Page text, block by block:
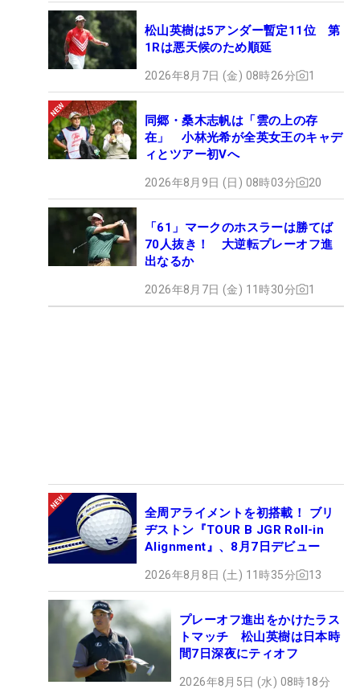
松山英樹は5アンダー暫定11位 第
1Rは悪天候のため順延
2026年8月7日 (金) 08時26分 1
同郷・桑木志帆は「雲の上の存
在」 小林光希が全英女王のキャデ
ィとツアー初Vへ
2026年8月9日 (日) 08時03分 20
「61」マークのホスラーは勝てば
70人抜き！ 大逆転プレーオフ進
出なるか
2026年8月7日 (金) 11時30分 1
全周アライメントを初搭載！ ブリ
ヂストン『TOUR B JGR Roll-in
Alignment』、8月7日デビュー
2026年8月8日 (土) 11時35分 13
プレーオフ進出をかけたラス
トマッチ 松山英樹は日本時
間7日深夜にティオフ
2026年8月5日 (水) 08時18分